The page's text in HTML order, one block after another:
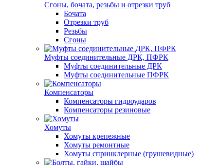
Сгоны, бочата, резьбы и отрезки труб
Бочата
Отрезки труб
Резьбы
Сгоны
Муфты соединительные ДРК, ПФРК
Муфты соединительные ДРК
Муфты соединительные ПФРК
Компенсаторы
Компенсаторы гидроударов
Компенсаторы резиновые
Хомуты
Хомуты крепежные
Хомуты ремонтные
Хомуты спринклерные (грушевидные)